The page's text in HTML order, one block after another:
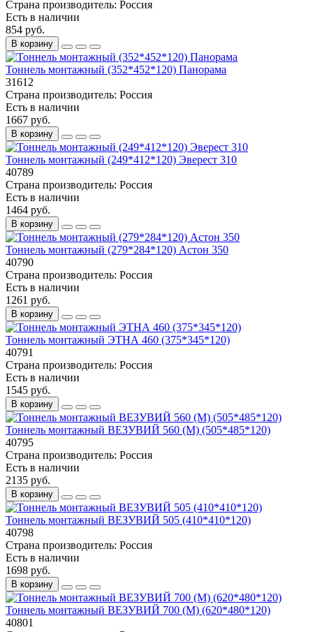
Страна производитель: Россия
Есть в наличии
854 руб.
В корзину
Тоннель монтажный (352*452*120) Панорама
31612
Страна производитель: Россия
Есть в наличии
1667 руб.
В корзину
Тоннель монтажный (249*412*120) Эверест 310
40789
Страна производитель: Россия
Есть в наличии
1464 руб.
В корзину
Тоннель монтажный (279*284*120) Астон 350
40790
Страна производитель: Россия
Есть в наличии
1261 руб.
В корзину
Тоннель монтажный ЭТНА 460 (375*345*120)
40791
Страна производитель: Россия
Есть в наличии
1545 руб.
В корзину
Тоннель монтажный ВЕЗУВИЙ 560 (М) (505*485*120)
40795
Страна производитель: Россия
Есть в наличии
2135 руб.
В корзину
Тоннель монтажный ВЕЗУВИЙ 505 (410*410*120)
40798
Страна производитель: Россия
Есть в наличии
1698 руб.
В корзину
Тоннель монтажный ВЕЗУВИЙ 700 (М) (620*480*120)
40801